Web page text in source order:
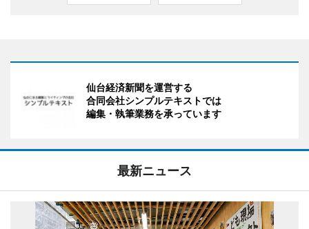
仙台経済新聞を運営する
合同会社シンプルテキストでは
編集・執筆業務を承っています
最新ニュース